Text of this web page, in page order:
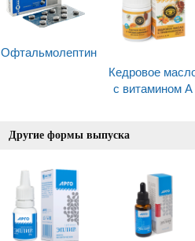
Офтальмолептин
Кедровое
с витамином А
Другие формы выпуска